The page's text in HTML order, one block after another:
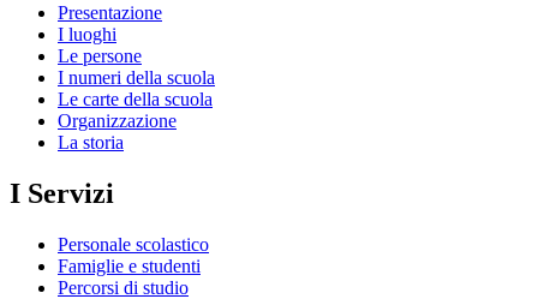
Presentazione
I luoghi
Le persone
I numeri della scuola
Le carte della scuola
Organizzazione
La storia
I Servizi
Personale scolastico
Famiglie e studenti
Percorsi di studio